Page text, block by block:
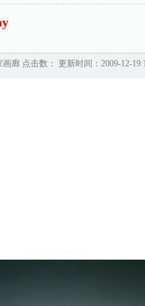
画廊 点击数： 更新时间：2009-12-19